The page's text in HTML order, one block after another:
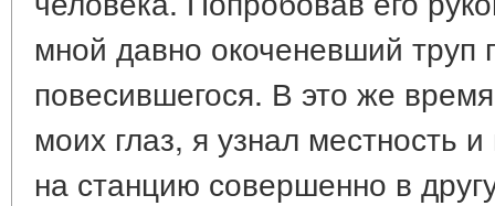
мной давно окоченевший труп
повесившегося. В это же
моих глаз, я узнал местность
на станцию совершенно в